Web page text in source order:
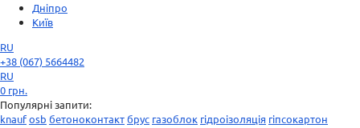
Дніпро
Київ
RU
+38 (067) 5664482
RU
0 грн.
Популярні запити:
knaufosb бетоноконтактбрус газоблок гідроізоляція гіпсокартон